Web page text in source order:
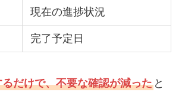
現在の進捗状況
完了予定日
だけで、不要な確認が減ったと